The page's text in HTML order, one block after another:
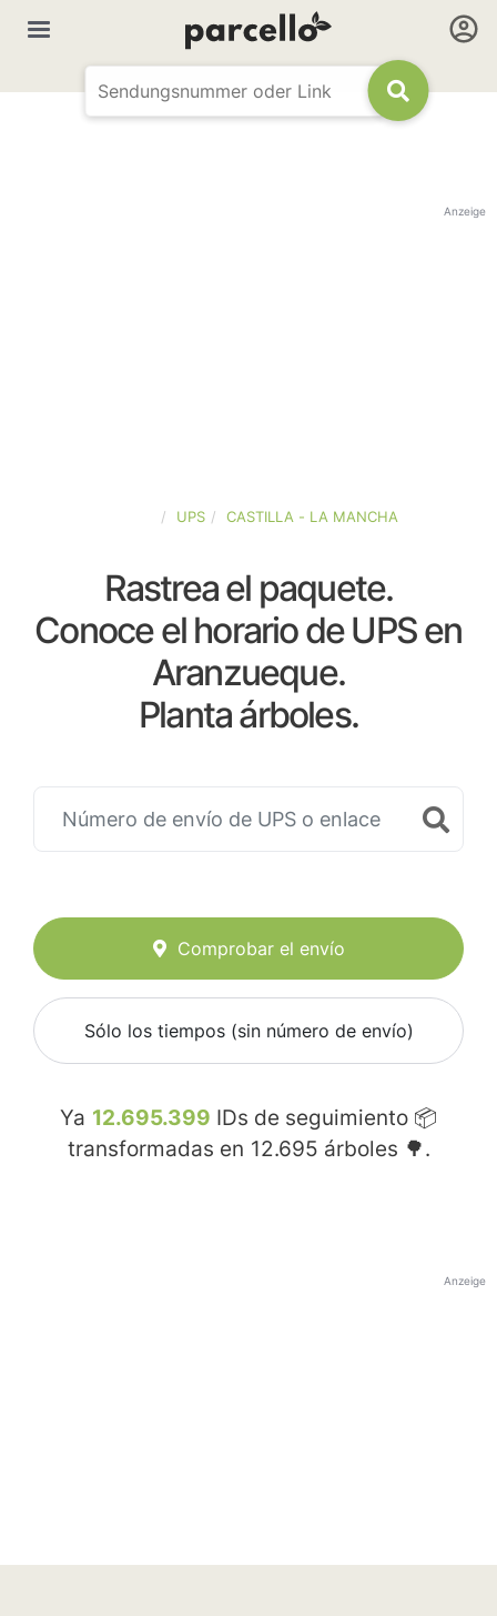
Anzeige
UPS CASTILLA - LA MANCHA
Rastrea el paquete.
Conoce el horario de UPS en
Aranzueque.
Planta árboles.
Comprobar el envío
Sólo los tiempos (sin número de envío)
Ya 12.695.399 IDs de seguimiento 📦
transformadas en 12.695 árboles 🌳.
Anzeige